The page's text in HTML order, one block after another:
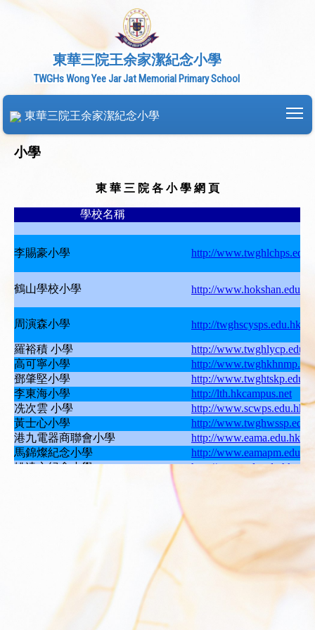
東華三院王余家潔紀念小學
TWGHs Wong Yee Jar Jat Memorial Primary School
東華三院王余家潔紀念小學
小學